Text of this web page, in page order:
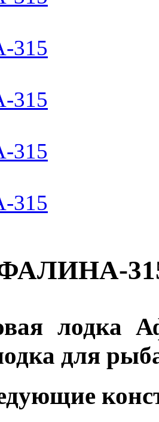
лодка
для